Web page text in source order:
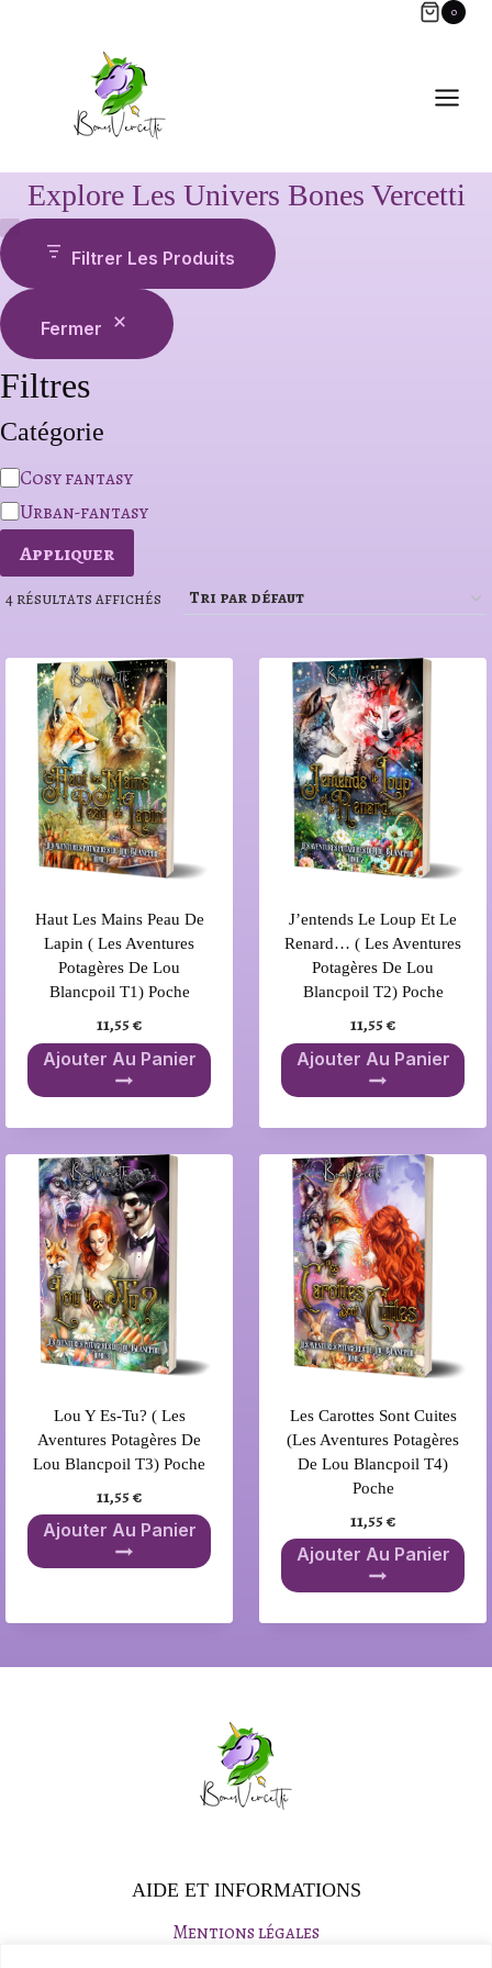
0
Explore Les Univers Bones Vercetti
Filtrer Les Produits
Fermer
Filtres
Catégorie
C
a
t
é
g
r
Cosy fantasy
Urban-fantasy
Appliquer
4 résultats affichés
Haut Les Mains Peau De
Lapin ( Les Aventures
Potagères De Lou
Blancpoil T1) Poche
11,55 €
Ajouter Au Panier
J’entends Le Loup Et Le
Renard… ( Les Aventures
Potagères De Lou
Blancpoil T2) Poche
11,55 €
Ajouter Au Panier
Lou Y Es-Tu? ( Les
Aventures Potagères De
Lou Blancpoil T3) Poche
11,55 €
Ajouter Au Panier
Les Carottes Sont Cuites
(Les Aventures Potagères
De Lou Blancpoil T4)
Poche
11,55 €
Ajouter Au Panier
AIDE ET INFORMATIONS
Mentions légales